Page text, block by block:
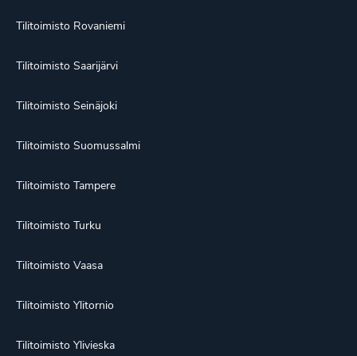
Tilitoimisto Rovaniemi
Tilitoimisto Saarijärvi
Tilitoimisto Seinäjoki
Tilitoimisto Suomussalmi
Tilitoimisto Tampere
Tilitoimisto Turku
Tilitoimisto Vaasa
Tilitoimisto Ylitornio
Tilitoimisto Ylivieska